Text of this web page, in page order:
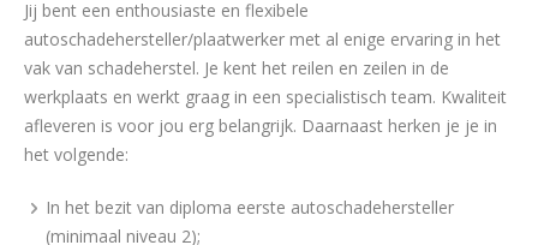
Jij bent een enthousiaste en flexibele
autoschadehersteller/plaatwerker met al enige ervaring in het
vak van schadeherstel. Je kent het reilen en zeilen in de
werkplaats en werkt graag in een specialistisch team. Kwaliteit
afleveren is voor jou erg belangrijk. Daarnaast herken je je in
het volgende:
In het bezit van diploma eerste autoschadehersteller
(minimaal niveau 2);